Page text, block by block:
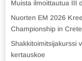
Muista ilmoittautua III
Nuorten EM 2026
Championship in Crete
Shakkitoimitsijakurssi
kertauskoe